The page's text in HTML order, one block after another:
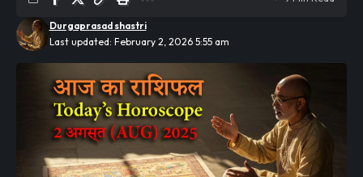
Last updated: February 2, 2026 5:55 am
Durgaprasad shastri